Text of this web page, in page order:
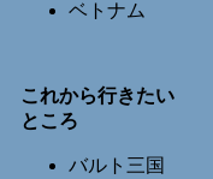
ベトナム
これから行きたい
ところ
バルト三国